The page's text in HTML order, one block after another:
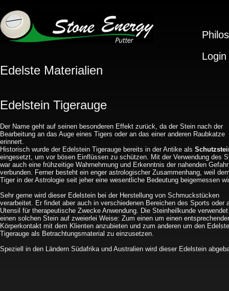
Login
Edelste Materialien
Edelstein Tigerauge
Der Name geht auf seinen besonderen Effekt zurück, da der Stein nach der
Bearbeitung an das Auge eines Tigers oder an das einer anderen Raubkatze
erinnert.
Historisch wurde der Edelstein Tigerauge bereits in der Antike als
eingesetzt, um vor bösen Einflüssen zu schützen. Mit der Verwendung des
war auch eine frühzeitige Wahrnehmung und Erkenntnis der nahenden Gefahr
verbunden. Ferner besteht ein enger astrologischer Zusammenhang, weil
Tiger in der Astrologie seit jeher eine wesentliche Bedeutung beigemessen
Sehr gerne wird dieser Edelstein bei der Herstellung von Schmuckstücken
verarbeitet. Er findet aber auch in verschiedenen Bereichen des Sports oder
Utensil für therapeutische Zwecke Anwendung. Die Steinheilkunde verwendet
einen solchen Stein auf zweierlei Weise: Zum einen um einen
Körperkontakt mit dem Klienten anzubieten und zum anderen um den
Tigerauge als Betrachtungsmaterial zu einzusetzen.
Speziell in den Ländern Südafrika und Australien wird dieser Edelstein